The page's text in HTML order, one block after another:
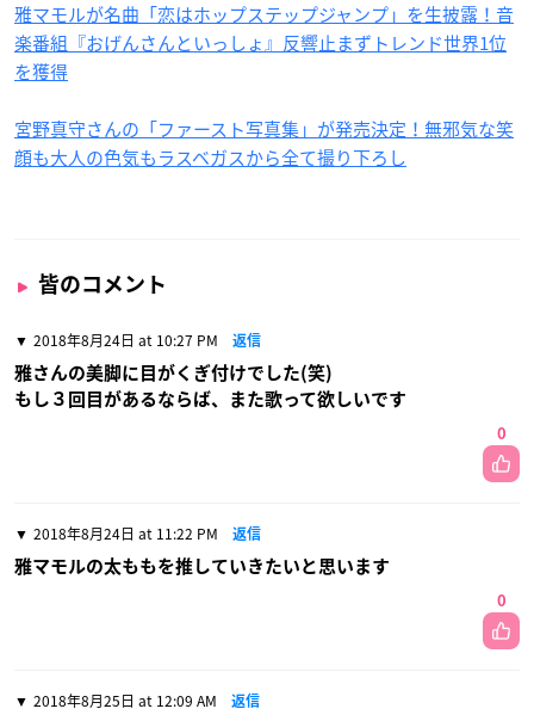
雅マモルが名曲「恋はホップステップジャンプ」を生披露！音
楽番組『おげんさんといっしょ』反響止まずトレンド世界1位
を獲得
宮野真守さんの「ファースト写真集」が発売決定！無邪気な笑
顔も大人の色気もラスベガスから全て撮り下ろし
皆のコメント
2018年8月24日 at 10:27 PM 返信
雅さんの美脚に目がくぎ付けでした(笑)
もし３回目があるならば、また歌って欲しいです
0
2018年8月24日 at 11:22 PM 返信
雅マモルの太ももを推していきたいと思います
0
2018年8月25日 at 12:09 AM 返信